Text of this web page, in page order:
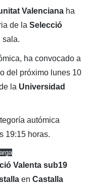
Valencianaha
de la Selecció
ha convocado a
del próximo lunes 10
la Universidad
autómica
19:15 horas.
Valenta sub19
en Castalla